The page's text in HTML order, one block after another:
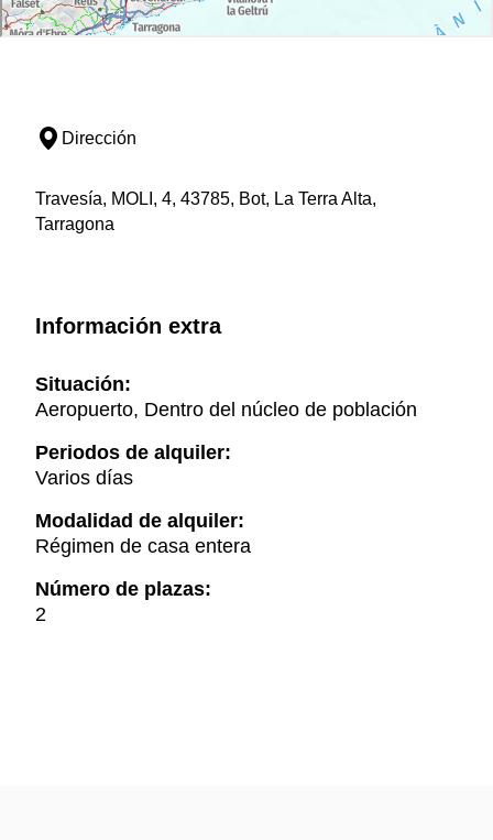
Dirección
Travesía, MOLI, 4, 43785, Bot, La Terra Alta,
Tarragona
Información extra
Situación:
Aeropuerto, Dentro del núcleo de población
Periodos de alquiler:
Varios días
Modalidad de alquiler:
Régimen de casa entera
Número de plazas:
2